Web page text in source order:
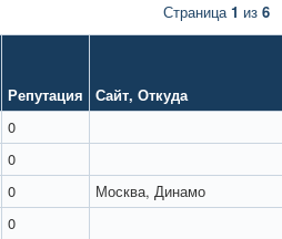
Страница1 из 6
Репутация Сайт, Откуда
0
0
0
Москва, Динамо
0